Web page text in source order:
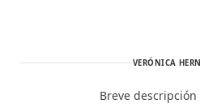
VERÓNICA
Breve descripción